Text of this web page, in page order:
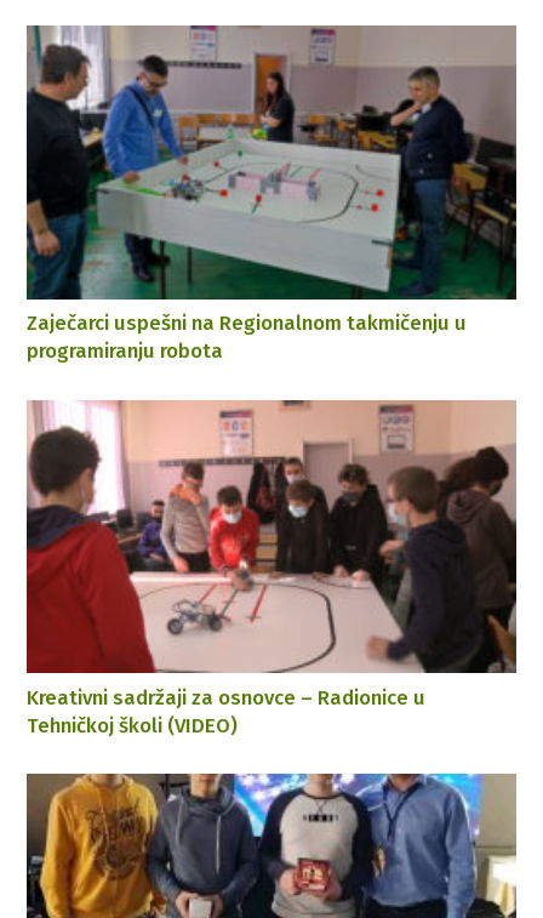
Zaječarci uspešni na Regionalnom takmičenju u
programiranju robota
Kreativni sadržaji za osnovce – Radionice u
Tehničkoj školi (VIDEO)